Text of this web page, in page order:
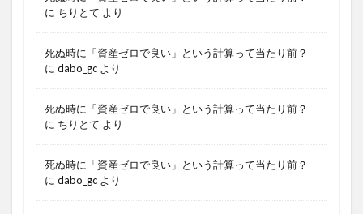
に ちりとて より
死ぬ時に「資産ゼロで良い」という計算って当たり前？
に dabo_gc より
死ぬ時に「資産ゼロで良い」という計算って当たり前？
に ちりとて より
死ぬ時に「資産ゼロで良い」という計算って当たり前？
に dabo_gc より